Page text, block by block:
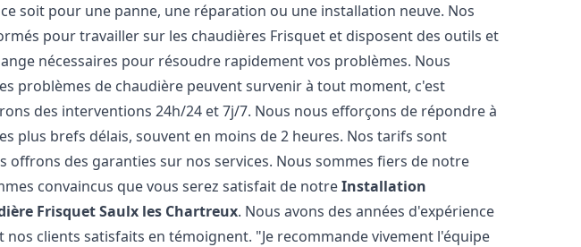
soit pour une panne, une réparation ou une installation neuve. Nos
pour travailler sur les chaudières Frisquet et disposent des outils et
nécessaires pour résoudre rapidement vos problèmes. Nous
problèmes de chaudière peuvent survenir à tout moment, c'est
des interventions 24h/24 et 7j/7. Nous nous efforçons de répondre à
plus brefs délais, souvent en moins de 2 heures. Nos tarifs sont
offrons des garanties sur nos services. Nous sommes fiers de notre
convaincus que vous serez satisfait de notreInstallation
FrisquetSaulx les Chartreux. Nous avons des années d'expérience
nos clients satisfaits en témoignent. "Je recommande vivement l'équipe